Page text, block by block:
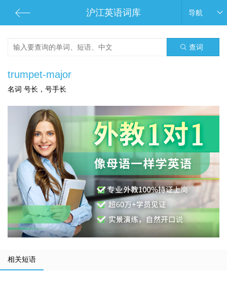
沪江英语词库 导航
查词
trumpet-major
名词 号长，号手长
相关短语